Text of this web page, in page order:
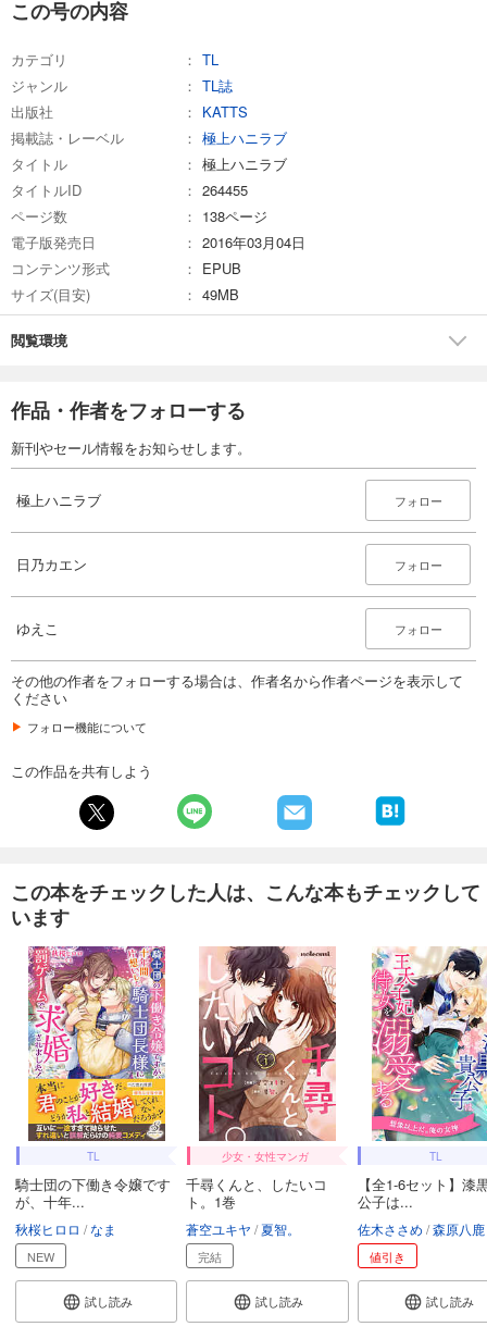
極上ハニラブ 2024年9月号
極上ハニラブ 2024年8月号
試し読み
550円 (税込)
試し読み
極上ハニラブ 2024年6月号
完結
カート
試し読み
極上ハニラブ 2024年5月号
あらすじを表示する
完結
カート
あらすじを表示する
極上ハニラブ 2024年3月号
550円 (税込)
完結
カート
試し読み
あらすじを表示する
極上ハニラブ 2024年2月号
550円 (税込)
カート
試し読み
あらすじを表示する
極上ハニラブ 2024年1月号
この号の内容
カテゴリ
TL
ジャンル
TL誌
出版社
KATTS
掲載誌・レーベル
極上ハニラブ
タイトル
極上ハニラブ
タイトルID
264455
ページ数
138ページ
電子版発売日
2016年03月04日
コンテンツ形式
EPUB
サイズ(目安)
49MB
閲覧環境
作品・作者をフォローする
新刊やセール情報をお知らせします。
極上ハニラブ フォロー
日乃カエン フォロー
ゆえこ フォロー
その他の作者をフォローする場合は、作者名から作者ページを表示して
ください
フォロー機能について
この作品を共有しよう
この本をチェックした人は、こんな本もチェックして
います
TL
騎士団の下働き令嬢です
が、十年...
秋桜ヒロロ なま
NEW
試し読み
少女・女性マンガ
千尋くんと、したいコ
ト。1巻
蒼空ユキヤ 夏智。
完結
試し読み
TL
【全1-6セット】漆
公子は...
佐木ささめ 森原八鹿
値引き
試し読み